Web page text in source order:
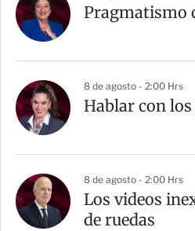
Pragmatismo
8 de agosto - 2:00 Hrs
Hablar con
8 de agosto - 2:00 Hrs
Los videos
de ruedas